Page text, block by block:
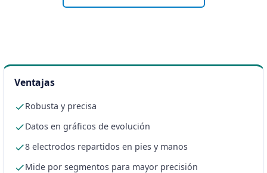
Ventajas
Robusta y precisa
Datos en gráficos de evolución
8 electrodos repartidos en pies y manos
Mide por segmentos para mayor precisión